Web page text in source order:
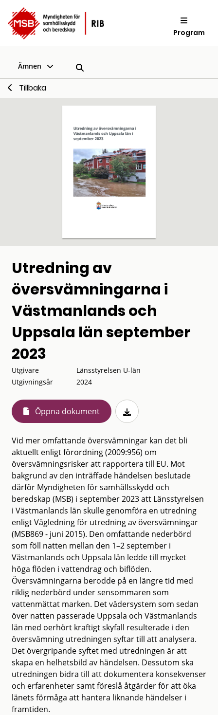
Program
Ämnen
Tillbaka
Utredning av
översvämningarna i
Västmanlands och
Uppsala län september
2023
Utgivare
Länsstyrelsen U-län
Utgivningsår
2024
Öppna dokument
Vid mer omfattande översvämningar kan det bli
aktuellt enligt förordning (2009:956) om
översvämningsrisker att rapportera till EU. Mot
bakgrund av den inträffade händelsen beslutade
därför Myndigheten för samhällsskydd och
beredskap (MSB) i september 2023 att Länsstyrelsen
i Västmanlands län skulle genomföra en utredning
enligt Vägledning för utredning av översvämningar
(MSB869 - juni 2015). Den omfattande nederbörd
som föll natten mellan den 1–2 september i
Västmanlands och Uppsala län ledde till mycket
höga flöden i vattendrag och biflöden.
Översvämningarna berodde på en längre tid med
riklig nederbörd under sensommaren som
vattenmättat marken. Det vädersystem som sedan
över natten passerade Uppsala och Västmanlands
län med oerhört kraftigt skyfall resulterade i den
översvämning utredningen syftar till att analysera.
Det övergripande syftet med utredningen är att
skapa en helhetsbild av händelsen. Dessutom ska
utredningen bidra till att dokumentera konsekvenser
och erfarenheter samt föreslå åtgärder för att öka
länets förmåga att hantera liknande händelser i
framtiden.